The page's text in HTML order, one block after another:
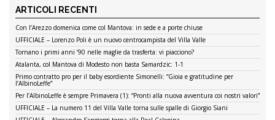
ARTICOLI RECENTI
Con l’Arezzo domenica come col Mantova: in sede e a porte chiuse
UFFICIALE – Lorenzo Poli è un nuovo centrocampista del Villa Valle
Tornano i primi anni ’90 nelle maglie da trasferta: vi piacciono?
Atalanta, col Mantova di Modesto non basta Samardzic: 1-1
Primo contratto pro per il baby esordiente Simonelli: “Gioia e gratitudine per
l’AlbinoLeffe”
Per l’AlbinoLeffe è sempre Primavera (1): “Pronti alla nuova avventura coi nostri valori”
UFFICIALE – La numero 11 del Villa Valle torna sulle spalle di Giorgio Siani